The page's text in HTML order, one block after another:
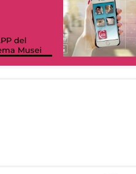
del
Musei